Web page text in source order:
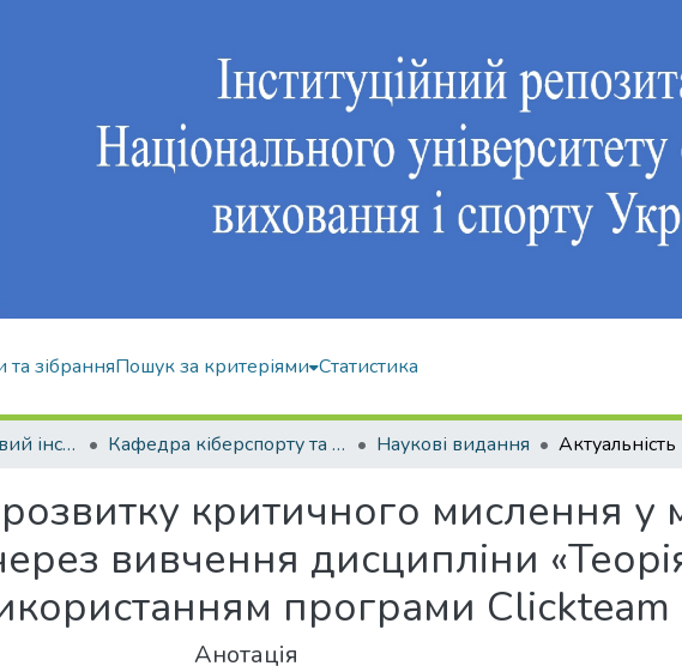
зібранняПошук за критеріями Статистика
Навчально-науковий інститут здоров'я, реабілітації та фізичного виховання Кафедра кіберспорту та інформаційних технологій Наукові видання
критичного мислення у
вивчення дисципліни
програми Clickteam
Анотація